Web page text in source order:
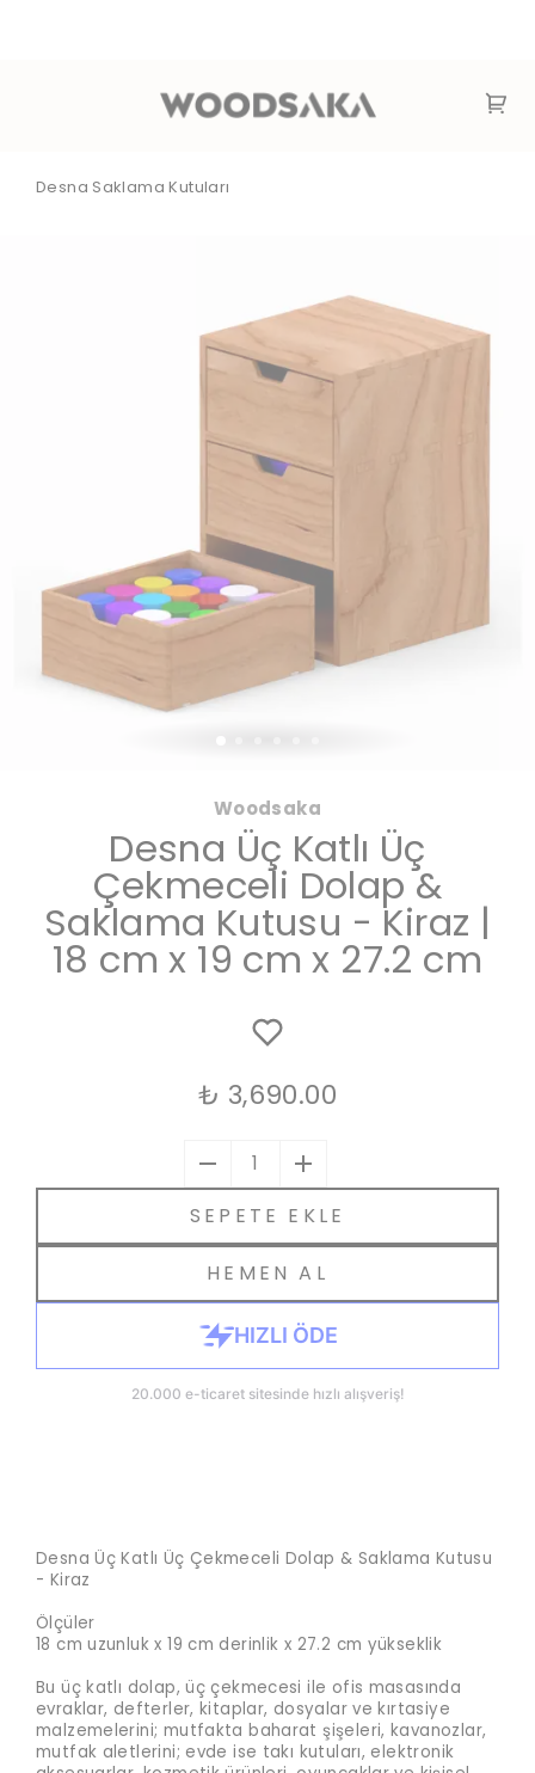
Desna Saklama Kutuları
Woodsaka
Desna Üç Katlı Üç
Çekmeceli Dolap &
Saklama Kutusu - Kiraz |
18 cm x 19 cm x 27.2 cm
₺ 3,690.00
1
SEPETE EKLE
HEMEN AL
Desna Üç Katlı Üç Çekmeceli Dolap & Saklama Kutusu
- Kiraz
Ölçüler
18 cm uzunluk x 19 cm derinlik x 27.2 cm yükseklik
Bu üç katlı dolap, üç çekmecesi ile ofis masasında
evraklar, defterler, kitaplar, dosyalar ve kırtasiye
malzemelerini; mutfakta baharat şişeleri, kavanozlar,
mutfak aletlerini; evde ise takı kutuları, elektronik